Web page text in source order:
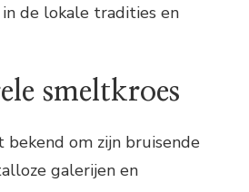
de lokale tradities en
smeltkroes
om zijn bruisende
galerijen en